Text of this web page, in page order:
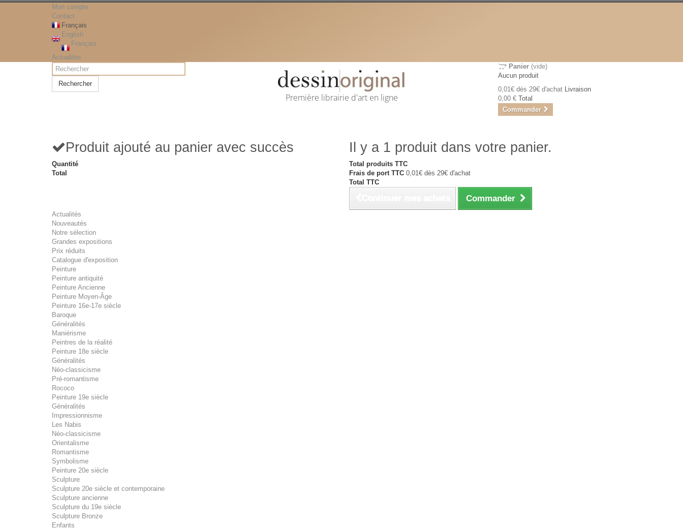
Mon compte
Contact
Français
English
Français
Actualités
Rechercher
Première librairie d'art en ligne
Panier (vide)
Aucun produit
0,01€ dès 29€ d'achat Livraison
0,00 € Total
Commander
Produit ajouté au panier avec succès
Quantité
Total
Il y a 1 produit dans votre panier.
Total produits TTC
Frais de port TTC 0,01€ dès 29€ d'achat
Total TTC
Commander
Actualités
Nouveautés
Notre sélection
Grandes expositions
Prix réduits
Catalogue d'exposition
Peinture
Peinture antiquité
Peinture Ancienne
Peinture Moyen-Âge
Peinture 16e-17e siècle
Baroque
Généralités
Maniérisme
Peintres de la réalité
Peinture 18e siècle
Généralités
Néo-classicisme
Pré-romantisme
Rococo
Peinture 19e siècle
Généralités
Impressionnisme
Les Nabis
Néo-classicisme
Orientalisme
Romantisme
Symbolisme
Peinture 20e siècle
Sculpture
Sculpture 20e siècle et contemporaine
Sculpture ancienne
Sculpture du 19e siècle
Sculpture Bronze
Enfants